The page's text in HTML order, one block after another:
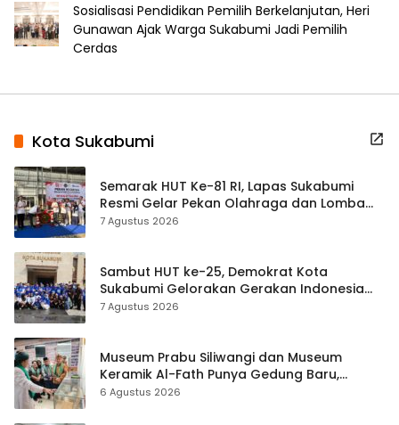
Sosialisasi Pendidikan Pemilih Berkelanjutan, Heri
Gunawan Ajak Warga Sukabumi Jadi Pemilih
Cerdas
Kota Sukabumi
Semarak HUT Ke-81 RI, Lapas Sukabumi
Resmi Gelar Pekan Olahraga dan Lomba
Tradisional
7 Agustus 2026
Sambut HUT ke-25, Demokrat Kota
Sukabumi Gelorakan Gerakan Indonesia
ASRI Lewat Aksi Bersih Masjid Agung
7 Agustus 2026
Museum Prabu Siliwangi dan Museum
Keramik Al-Fath Punya Gedung Baru,
Hampir 500 Koleksi Dipisahkan
6 Agustus 2026